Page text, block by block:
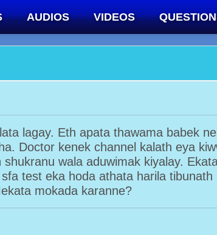
AUDIOS VIDEOS
lagay. Eth apata thawama babek
Doctor kenek channel kalath eya
wala aduwimak kiyalay.
test eka hoda athata harila tibunath
mokada karanne?